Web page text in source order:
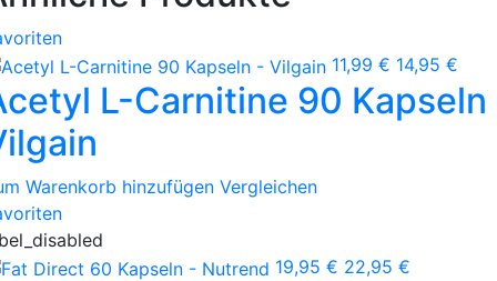
11,99 € 14,95 €
L-Carnitine 90
Warenkorb hinzufügen Vergleichen
19,95 € 22,95 €